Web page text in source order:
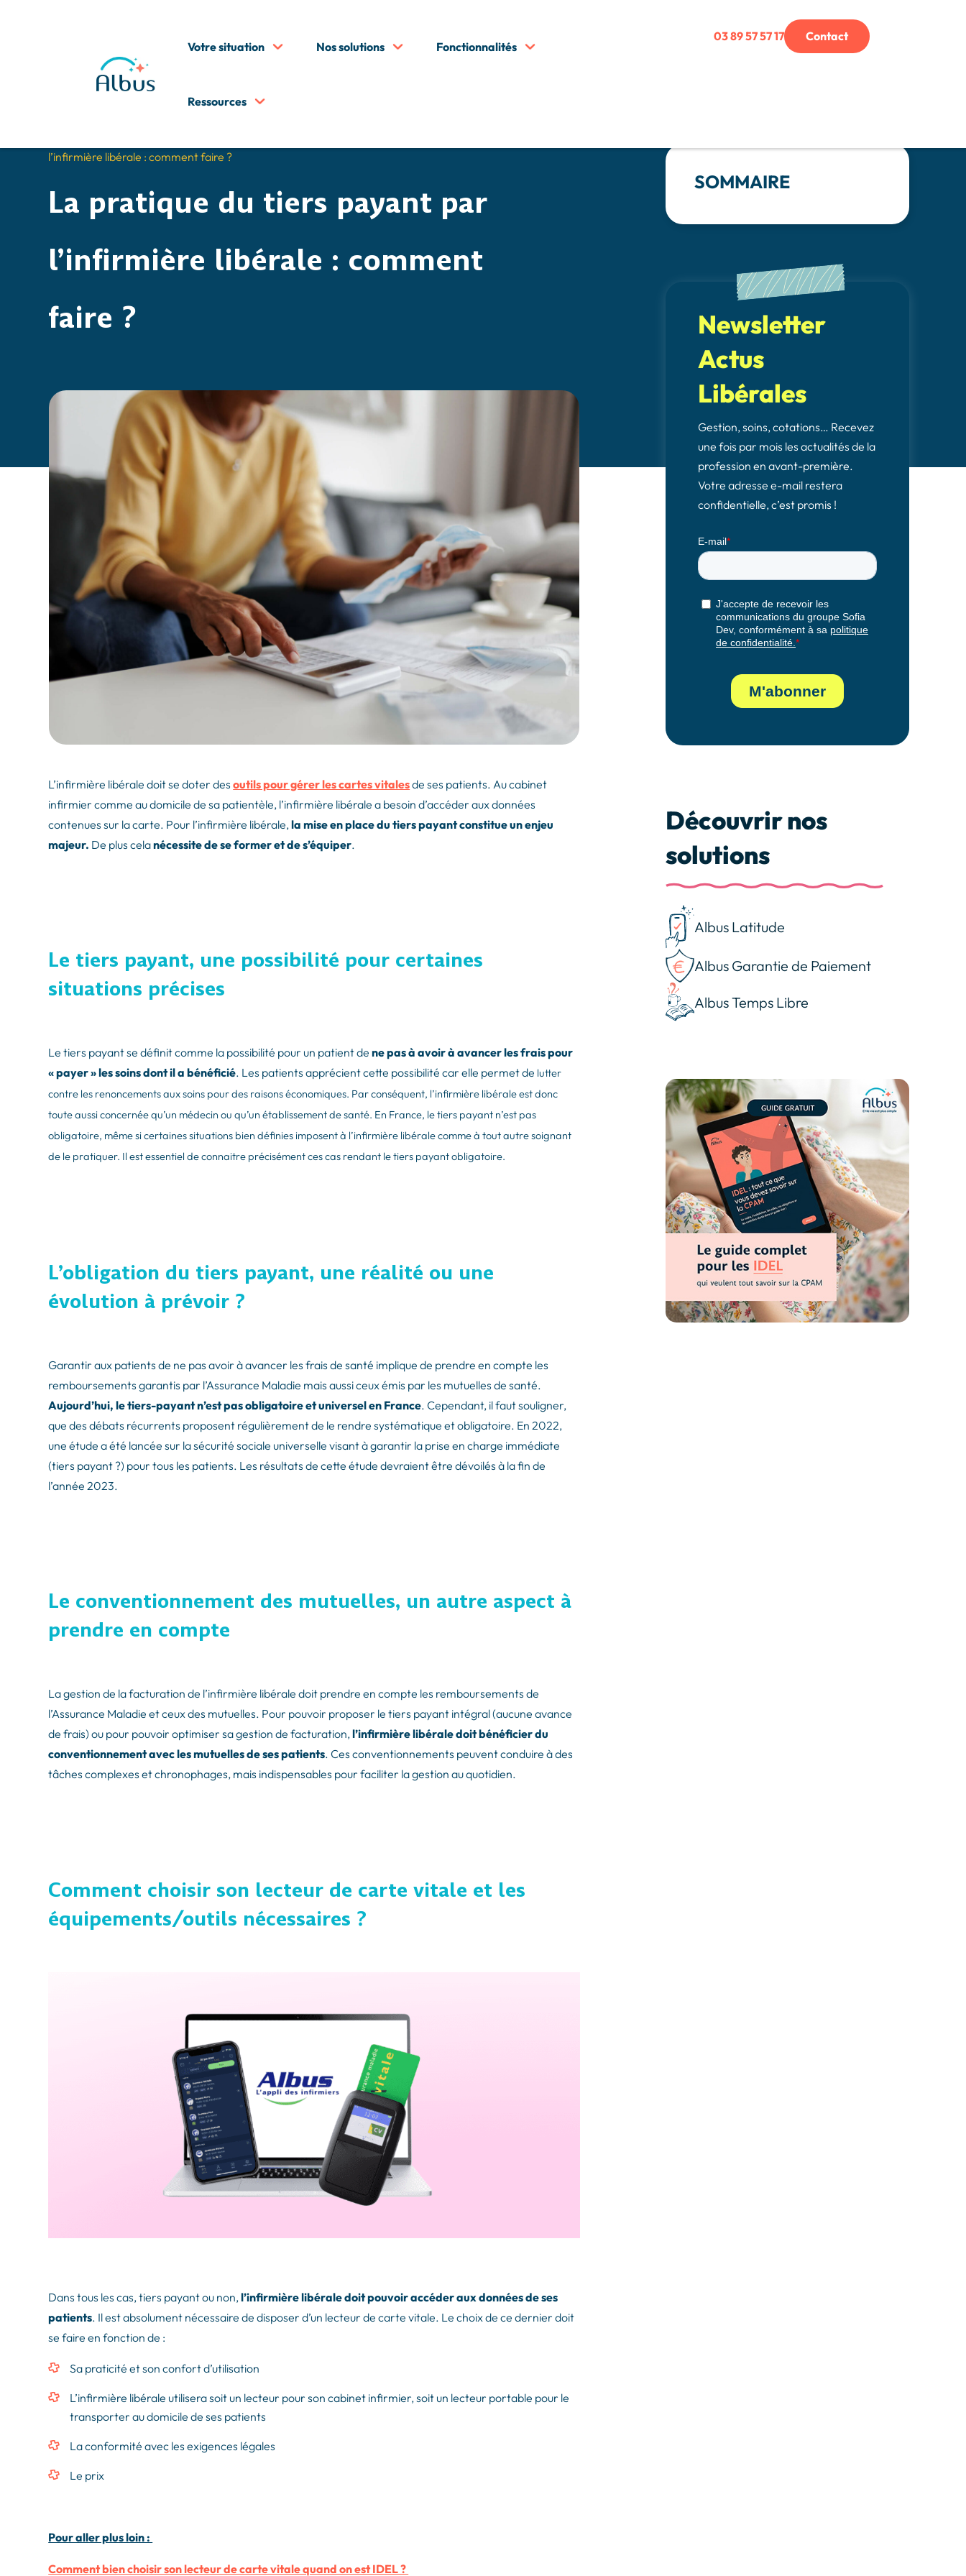
Votre situation Nos solutions Fonctionnalités
Ressources
03 89 57 57 17 Contact
l’infirmière libérale : comment faire ?
La pratique du tiers payant par
l’infirmière libérale : comment
faire ?
L’infirmière libérale doit se doter desoutils pour gérer les cartes vitalesde ses patients. Au cabinet
infirmier comme au domicile de sa patientèle, l’infirmière libérale a besoin d’accéder aux données
contenues sur la carte. Pour l’infirmière libérale,la mise en place du tiers payant constitue un enjeu
majeur. De plus celanécessite de se former et de s’équiper.
Le tiers payant, une possibilité pour certaines
situations précises
Le tiers payant se définit comme la possibilité pour un patient dene pas à avoir à avancer les frais pour
« payer » les soins dont il a bénéficié. Les patients apprécient cette possibilité car elle permet de lutter
contre les renoncements aux soins pour des raisons économiques. Par conséquent, l’infirmière libérale est donc
toute aussi concernée qu’un médecin ou qu’un établissement de santé. En France, le tiers payant n’est pas
obligatoire, même si certaines situations bien définies imposent à l’infirmière libérale comme à tout autre soignant
de le pratiquer. Il est essentiel de connaitre précisément ces cas rendant le tiers payant obligatoire.
L’obligation du tiers payant, une réalité ou une
évolution à prévoir ?
Garantir aux patients de ne pas avoir à avancer les frais de santé implique de prendre en compte les
remboursements garantis par l’Assurance Maladie mais aussi ceux émis par les mutuelles de santé.
Aujourd’hui, le tiers-payant n’est pas obligatoire et universel en France. Cependant, il faut souligner,
que des débats récurrents proposent régulièrement de le rendre systématique et obligatoire. En 2022,
une étude a été lancée sur la sécurité sociale universelle visant à garantir la prise en charge immédiate
(tiers payant ?) pour tous les patients. Les résultats de cette étude devraient être dévoilés à la fin de
l’année 2023.
Le conventionnement des mutuelles, un autre aspect à
prendre en compte
La gestion de la facturation de l’infirmière libérale doit prendre en compte les remboursements de
l’Assurance Maladie et ceux des mutuelles. Pour pouvoir proposer le tiers payant intégral (aucune avance
de frais) ou pour pouvoir optimiser sa gestion de facturation,l’infirmière libérale doit bénéficier du
conventionnement avec les mutuelles de ses patients. Ces conventionnements peuvent conduire à des
tâches complexes et chronophages, mais indispensables pour faciliter la gestion au quotidien.
Comment choisir son lecteur de carte vitale et les
équipements/outils nécessaires ?
Dans tous les cas, tiers payant ou non,l’infirmière libérale doit pouvoir accéder aux données de ses
patients. Il est absolument nécessaire de disposer d’un lecteur de carte vitale. Le choix de ce dernier doit
se faire en fonction de :
Sa praticité et son confort d’utilisation
L’infirmière libérale utilisera soit un lecteur pour son cabinet infirmier, soit un lecteur portable pour le
transporter au domicile de ses patients
La conformité avec les exigences légales
Le prix
Pour aller plus loin :
Comment bien choisir son lecteur de carte vitale quand on est IDEL ?
SOMMAIRE
Newsletter
Actus
Libérales
Gestion, soins, cotations… Recevez
une fois par mois les actualités de la
profession en avant-première.
Votre adresse e-mail restera
confidentielle, c’est promis !
Découvrir nos
solutions
Albus Latitude
Albus Garantie de Paiement
Albus Temps Libre